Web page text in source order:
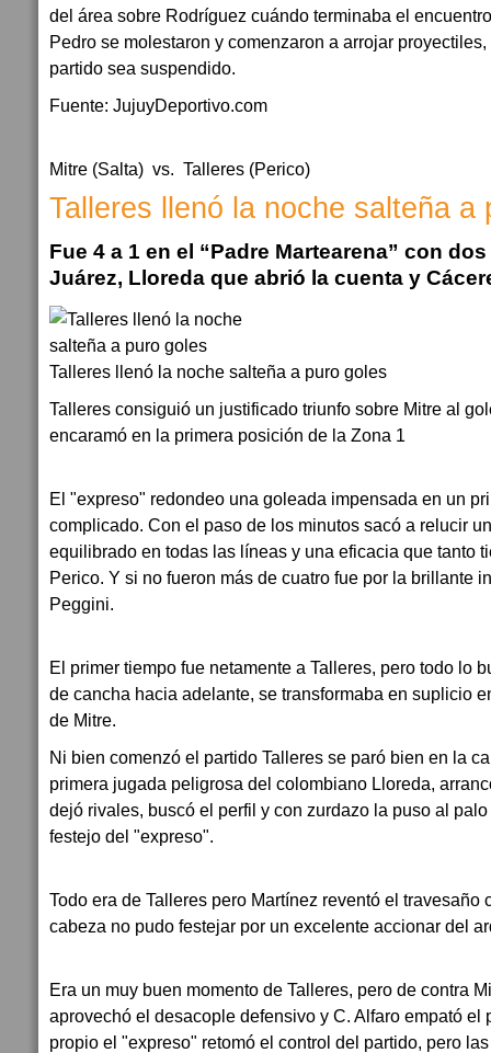
del área sobre Rodríguez cuándo terminaba el
Pedro se molestaron y comenzaron a arrojar
partido sea suspendido.
Fuente: JujuyDeportivo.com
Mitre (Salta) vs. Talleres (Perico)
Talleres llenó la noche salteña a
Fue 4 a 1 en el “Padre Martearena” con
Juárez, Lloreda que abrió la cuenta y
Talleres llenó la noche salteña a puro goles
Talleres consiguió un justificado triunfo sobre Mitre al
encaramó en la primera posición de la Zona 1
El "expreso" redondeo una goleada impensada en un
complicado. Con el paso de los minutos sacó a relucir
equilibrado en todas las líneas y una eficacia que tanto
Perico. Y si no fueron más de cuatro fue por la brillante
Peggini.
El primer tiempo fue netamente a Talleres, pero todo lo
de cancha hacia adelante, se transformaba en suplicio
de Mitre.
Ni bien comenzó el partido Talleres se paró bien en la
primera jugada peligrosa del colombiano Lloreda,
dejó rivales, buscó el perfil y con zurdazo la puso al
festejo del "expreso".
Todo era de Talleres pero Martínez reventó el travesaño
cabeza no pudo festejar por un excelente accionar del
Era un muy buen momento de Talleres, pero de contra
aprovechó el desacople defensivo y C. Alfaro empató el
propio el "expreso" retomó el control del partido, pero